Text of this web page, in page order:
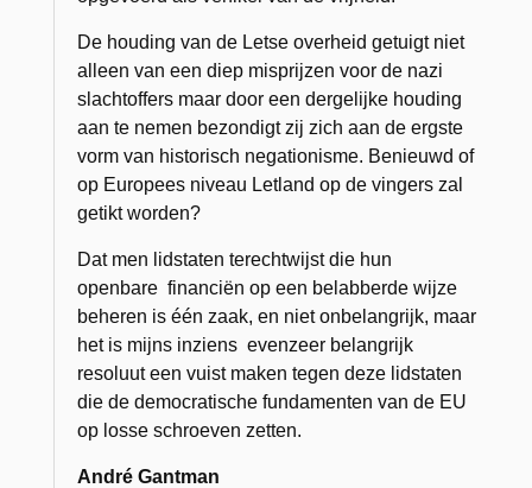
De houding van de Letse overheid getuigt niet
alleen van een diep misprijzen voor de nazi
slachtoffers maar door een dergelijke houding
aan te nemen bezondigt zij zich aan de ergste
vorm van historisch negationisme. Benieuwd of
op Europees niveau Letland op de vingers zal
getikt worden?
Dat men lidstaten terechtwijst die hun
openbare financiën op een belabberde wijze
beheren is één zaak, en niet onbelangrijk, maar
het is mijns inziens evenzeer belangrijk
resoluut een vuist maken tegen deze lidstaten
die de democratische fundamenten van de EU
op losse schroeven zetten.
André Gantman